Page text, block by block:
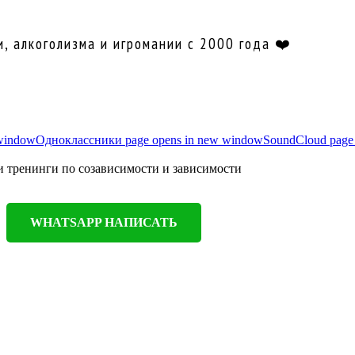
алкоголизма и игромании с 2000 года ❤️
Одноклассники page opens in new windowSoundCloud
по созависимости и зависимости
WHATSAPP НАПИСАТЬ